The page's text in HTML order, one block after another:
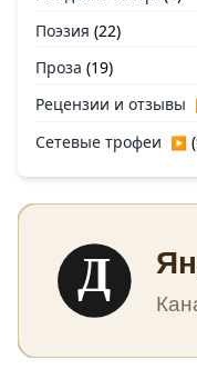
Поэзия (22)
Проза (19)
Рецензии и отзывы
Сетевые трофеи ▶
Д